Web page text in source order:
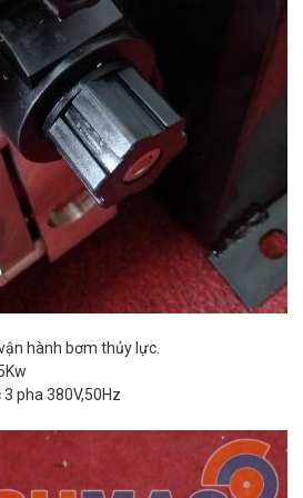
hành bơm thủy lực.
pha 380V,50Hz